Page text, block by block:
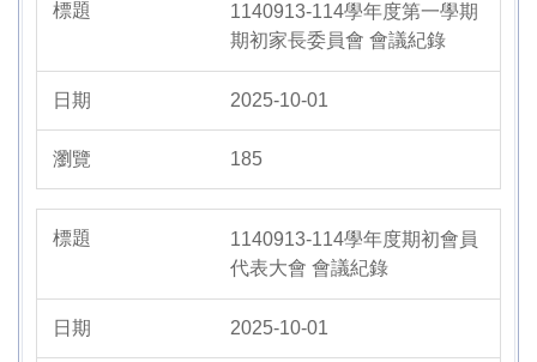
1140913-114學年度第一學期
期初家長委員會 會議紀錄
2025-10-01
185
1140913-114學年度期初會員
代表大會 會議紀錄
2025-10-01